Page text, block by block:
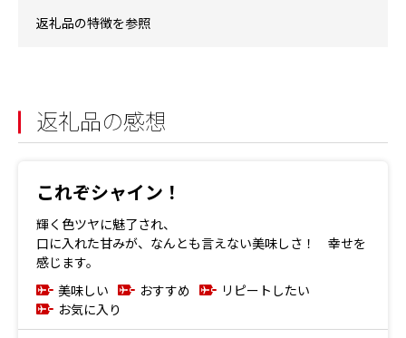
返礼品の特徴を参照
返礼品の感想
これぞシャイン！
輝く色ツヤに魅了され、
口に入れた甘みが、なんとも言えない美味しさ！ 幸せを
感じます。
美味しい
おすすめ
リピートしたい
お気に入り